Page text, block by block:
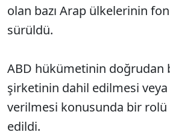
olan bazı Arap ülkelerinin fon
sürüldü.
ABD hükümetinin doğrudan
şirketinin dahil edilmesi
verilmesi konusunda bir rolü
edildi.